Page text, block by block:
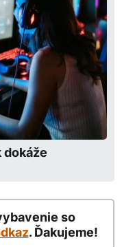
dokáže
so
. Ďakujeme!